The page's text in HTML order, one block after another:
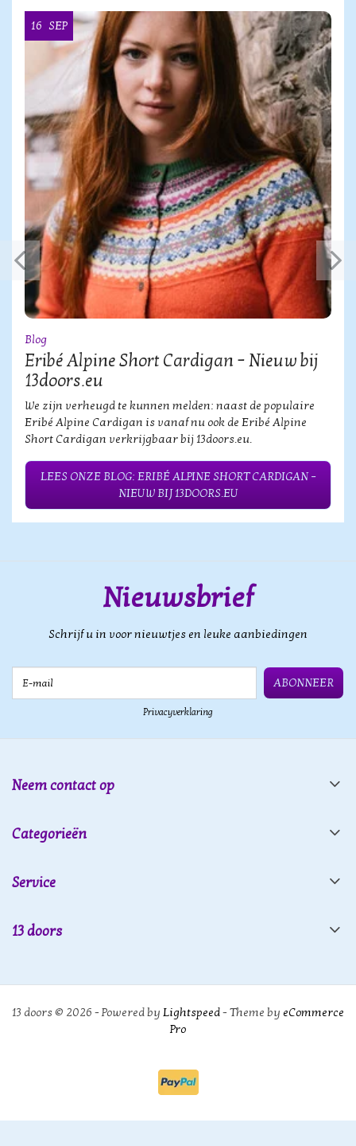
16 SEP
Blog
Eribé Alpine Short Cardigan – Nieuw bij
13doors.eu
We zijn verheugd te kunnen melden: naast de populaire
Eribé Alpine Cardigan is vanaf nu ook de Eribé Alpine
Short Cardigan verkrijgbaar bij 13doors.eu.
LEES ONZE BLOG: ERIBÉ ALPINE SHORT CARDIGAN –
NIEUW BIJ 13DOORS.EU
Nieuwsbrief
Schrijf u in voor nieuwtjes en leuke aanbiedingen
ABONNEER
Privacyverklaring
Neem contact op
Categorieën
Service
13 doors
13 doors © 2026 - Powered by Lightspeed- Theme by eCommerce
Pro